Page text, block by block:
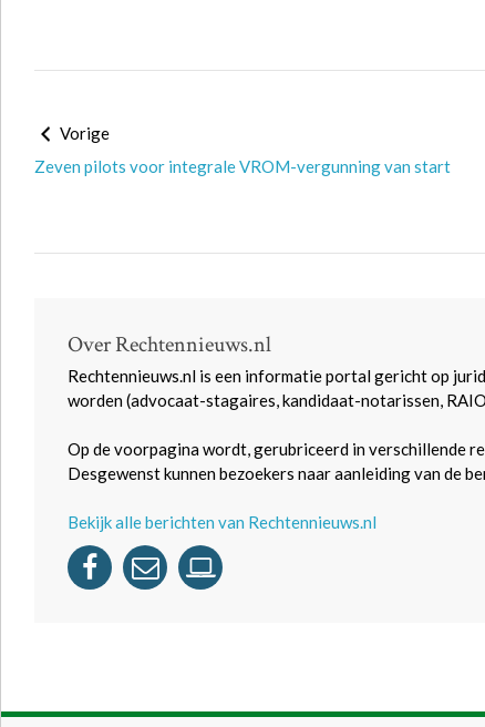
Vorige
Zeven pilots voor integrale VROM-vergunning van start
Over Rechtennieuws.nl
Rechtennieuws.nl is een informatie portal gericht op
worden (advocaat-stagaires, kandidaat-notarissen,
Op de voorpagina wordt, gerubriceerd in verschillende
Desgewenst kunnen bezoekers naar aanleiding van de
Bekijk alle berichten van Rechtennieuws.nl